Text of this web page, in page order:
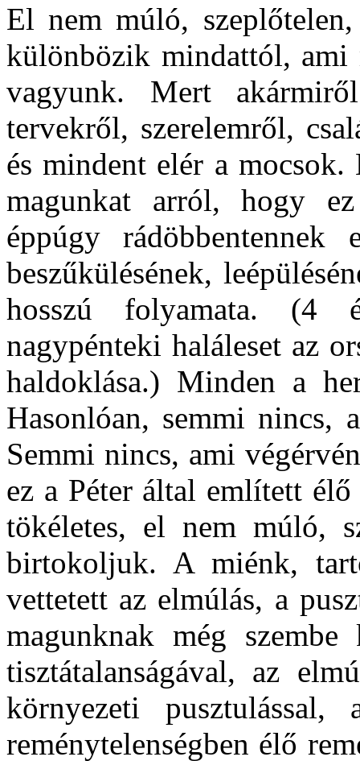
El nem múló,
különbözik mindattól,
vagyunk. Mert
tervekről, szerelemről,
és mindent elér a
magunkat arról, hogy
éppúgy
beszűkülésének,
hosszú folyamata. (4
nagypénteki haláleset az
haldoklása.) Minden a
Hasonlóan, semmi nincs,
Semmi nincs, ami
ez a Péter által említett élő
tökéletes, el nem múló,
birtokoljuk. A miénk,
vettetett az elmúlás, a
magunknak még
tisztátalanságával, az
környezeti
reménytelenségben élő